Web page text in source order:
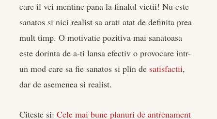
care il vei mentine pana la finalul vietii! Nu este
sanatos si nici realist sa arati atat de definita prea
mult timp. O motivatie pozitiva mai sanatoasa
este dorinta de a-ti lansa efectiv o provocare intr-
un mod care sa fie sanatos si plin de satisfactii,
dar de asemenea si realist.
Citeste si: Cele mai bune planuri de antrenament